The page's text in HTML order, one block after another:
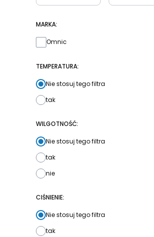
MARKA:
MarkaOmnic
TEMPERATURA:
Nie stosuj tego filtra
tak
WILGOTNOŚĆ:
Nie stosuj tego filtra
tak
nie
CIŚNIENIE:
Nie stosuj tego filtra
tak